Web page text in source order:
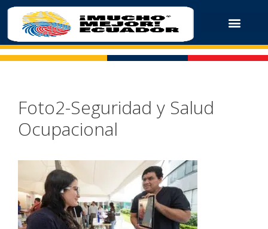
Foto2-Seguridad y Salud
Ocupacional